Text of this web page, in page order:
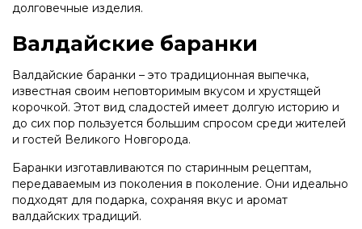
долговечные изделия.
Валдайские баранки
Валдайские баранки – это традиционная выпечка,
известная своим неповторимым вкусом и хрустящей
корочкой. Этот вид сладостей имеет долгую историю и
до сих пор пользуется большим спросом среди жителей
и гостей Великого Новгорода.
Баранки изготавливаются по старинным рецептам,
передаваемым из поколения в поколение. Они идеально
подходят для подарка, сохраняя вкус и аромат
валдайских традиций.